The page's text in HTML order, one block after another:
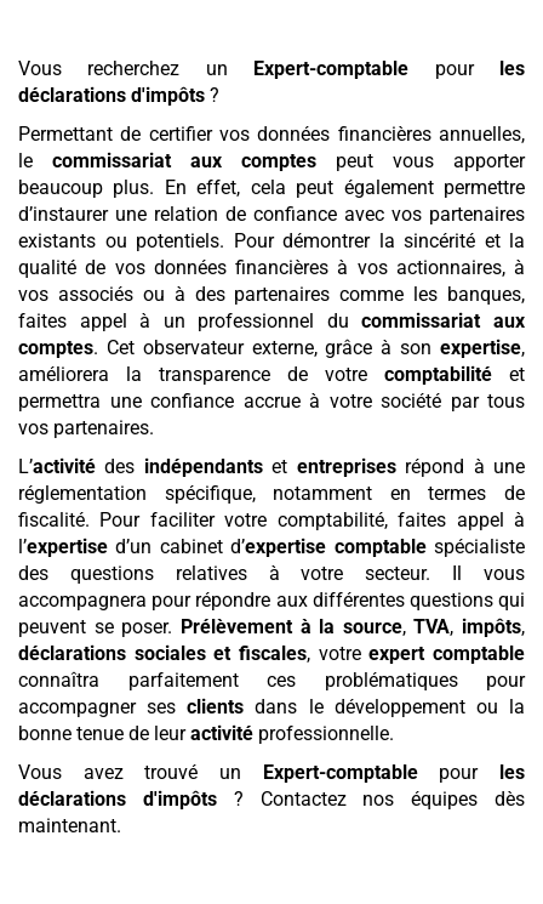
Vous recherchez un Expert-comptable pour
les
déclarations d'impôts ?
Permettant de certifier vos données financières annuelles,
le commissariat aux comptes peut vous apporter
beaucoup plus. En effet, cela peut également permettre
d’instaurer une relation de confiance avec vos partenaires
existants ou potentiels. Pour démontrer la sincérité et la
qualité de vos données financières à vos actionnaires, à
vos associés ou à des partenaires comme les banques,
faites appel à un professionnel ducommissariat aux
comptes. Cet observateur externe, grâce à son expertise,
améliorera la transparence de votre comptabilité et
permettra une confiance accrue à votre société par tous
vos partenaires.
L’activité des indépendantset entreprisesrépond à une
réglementation spécifique, notamment en termes de
fiscalité. Pour faciliter votre comptabilité, faites appel à
l’expertise d’un cabinet d’expertise comptablespécialiste
des questions relatives à votre secteur. Il vous
accompagnera pour répondre aux différentes questions qui
peuvent se poser. Prélèvement à la source,TVA, impôts,
déclarations sociales et fiscales, votreexpert comptable
connaîtra parfaitement ces problématiques pour
accompagner sesclients dans le développement ou la
bonne tenue de leuractivité professionnelle.
Vous avez trouvé un
Expert-comptablepour
les
déclarations d'impôts? Contactez nos équipes dès
maintenant.